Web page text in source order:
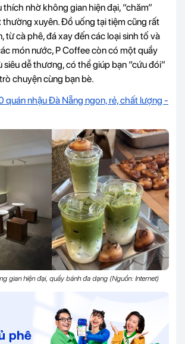
nhờ không gian hiện đại, “chăm”
xuyên. Đồ uống tại tiệm cũng rất
từ cà phê, đá xay đến các loại sinh tố và
món nước, P Coffee còn có một quầy
siêu dễ thương, có thể giúp bạn “cứu đói”
chuyện cùng bạn bè.
quán nhậu Đà Nẵng ngon, rẻ, chất lượng -
gian hiện đại, quầy bánh đa dạng (Nguồn: Internet)